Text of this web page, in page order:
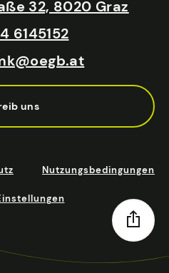
32, 8020 Graz
6145152
uns
Nutzungsbedingungen